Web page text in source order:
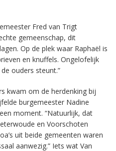
Fred van Trigt
gemeenschap, dit
Op de plek waar Raphaël is
en knuffels. Ongelofelijk
ouders steunt.”
kwam om de herdenking bij
burgemeester Nadine
moment. “Natuurlijk, dat
en Voorschoten
uit beide gemeenten waren
aanwezig.” Iets wat Van